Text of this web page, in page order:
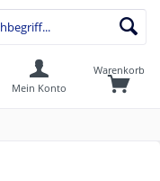
Warenkorb
Mein Konto